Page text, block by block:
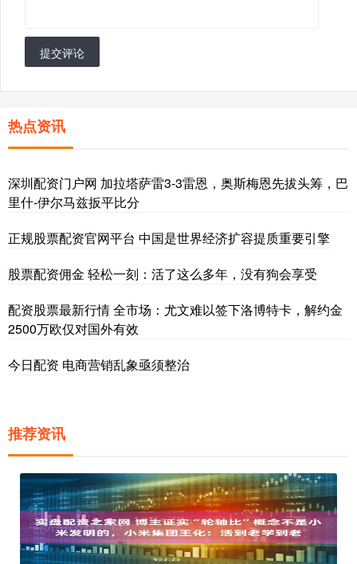
提交评论
热点资讯
深圳配资门户网 加拉塔萨雷3-3雷恩，奥斯梅恩先拔头筹，巴
里什-伊尔马兹扳平比分
正规股票配资官网平台 中国是世界经济扩容提质重要引擎
股票配资佣金 轻松一刻：活了这么多年，没有狗会享受
配资股票最新行情 全市场：尤文难以签下洛博特卡，解约金
2500万欧仅对国外有效
今日配资 电商营销乱象亟须整治
推荐资讯